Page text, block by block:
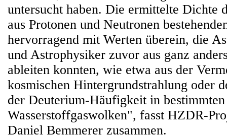
untersucht haben. Die ermittelte Dichte
aus Protonen und Neutronen
hervorragend mit Werten überein, die
und Astrophysiker zuvor aus ganz
ableiten konnten, wie etwa aus der
kosmischen Hintergrundstrahlung oder
der Deuterium-Häufigkeit in bestimmten
Wasserstoffgaswolken", fasst HZDR-
Daniel Bemmerer zusammen.